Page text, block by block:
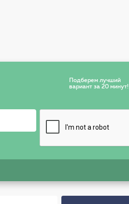
Подберем лучший
вариант за 20 минут!